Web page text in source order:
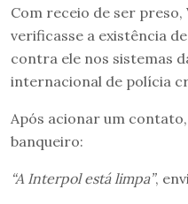
Com receio de ser
verificasse a existência
contra ele nos sistemas
internacional de polícia
Após acionar um
banqueiro:
“A Interpol está limpa”,